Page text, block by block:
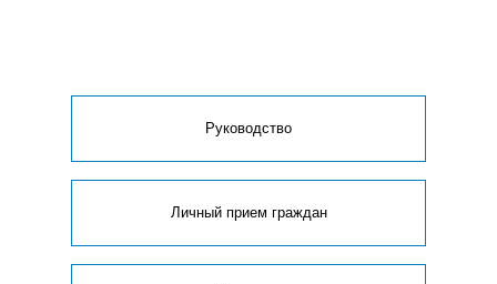
Руководство
Личный прием граждан